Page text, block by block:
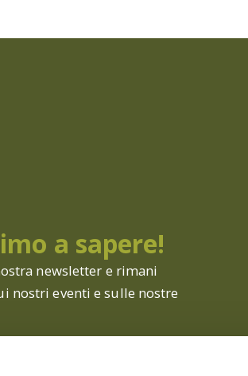
a sapere!
newsletter e rimani
nostri eventi e sulle nostre